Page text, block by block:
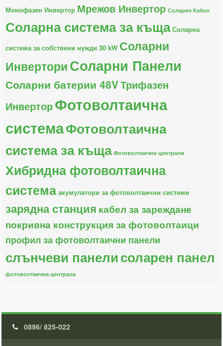
Монофазен Инвертор Мрежов Инвертор Соларен Кабел
Соларна система за къща Соларна
система за собствени нужди 30 kW Соларни
ИнверториСоларни Панели
Соларни батерии 48VТрифазен
ИнверторФотоволтаична
системаФотоволтаична
система за къща Фотоволтаични централи
Хибридна фотоволтаична
система акумулатори за фотоволтаични системи
зарядна станция кабел за зареждане
покривна конструкция за фотоволтаици
профил за фотоволтаични панели
слънчеви панелисоларен панел
фотоволтаична централа
0896/ 825-022